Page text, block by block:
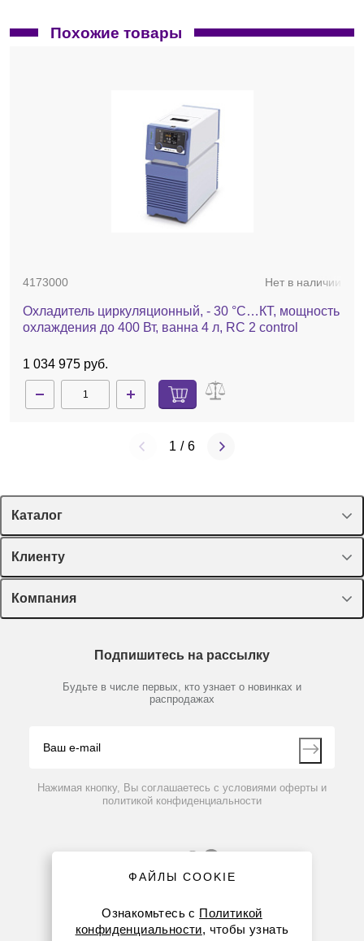
Похожие товары
4173000 Нет в наличии
Охладитель циркуляционный, - 30 °C…КТ, мощность
охлаждения до 400 Вт, ванна 4 л, RC 2 control
1 034 975 руб.
1 / 6
Каталог
Спецпредложения
Оборудование, приборы
Пластик, стекло, принадлежности
Химические реактивы, препараты, наборы
Производители
Клиенту
Лекторий Диаэм
Доставка и оплата
Мобильное приложение
Компания
Партнеры
Контакты
Подпишитесь на рассылку
Будьте в числе первых, кто узнает о новинках и
распродажах
Нажимая кнопку, Вы соглашаетесь с условиями оферты и
политикой конфиденциальности
ФАЙЛЫ COOKIE
Ознакомьтесь с Политикой
конфиденциальности, чтобы узнать